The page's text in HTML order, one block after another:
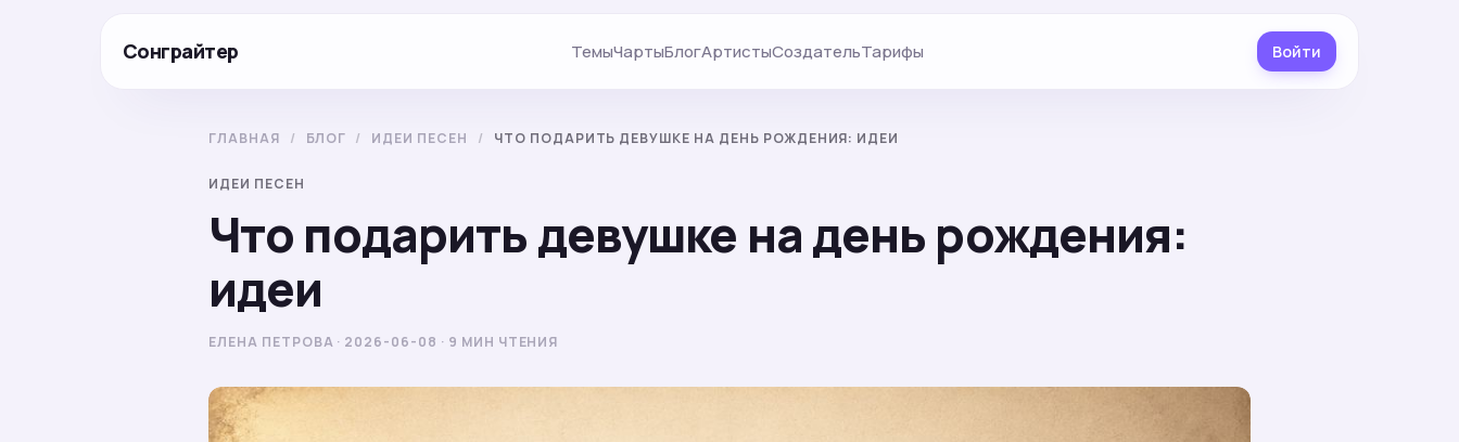
Сонграйтер ТемыЧартыБлогАртистыСоздательТарифы Войти
ГЛАВНАЯ / БЛОГ / ИДЕИ ПЕСЕН / ЧТО ПОДАРИТЬ ДЕВУШКЕ НА ДЕНЬ РОЖДЕНИЯ: ИДЕИ
ИДЕИ ПЕСЕН
Что подарить девушке на день рождения:
идеи
ЕЛЕНА ПЕТРОВА · 2026-06-08 · 9 МИН ЧТЕНИЯ